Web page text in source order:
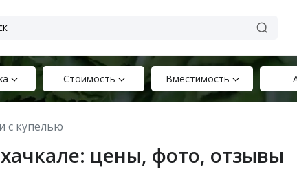
Стоимость Вместимость
с купелью
цены, фото, отзывы